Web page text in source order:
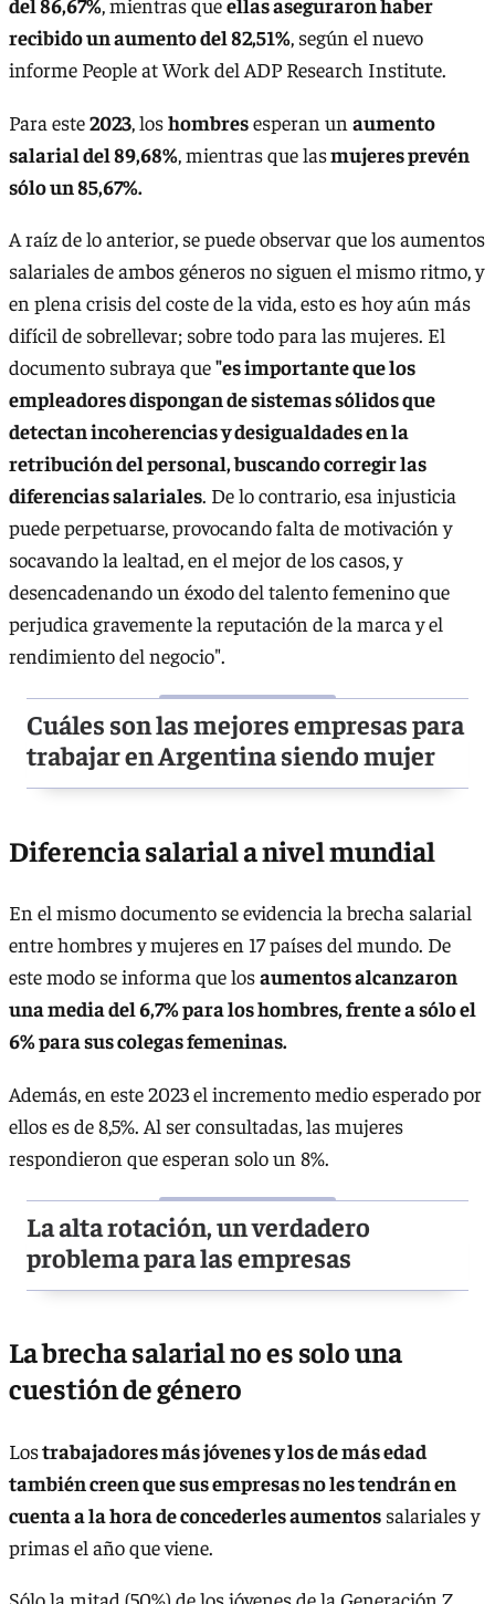
del 86,67%, mientras queellas aseguraron haber
recibido un aumento del 82,51%, según el nuevo
informe People at Work del ADP Research Institute.
Para este2023, loshombresesperan un aumento
salarial del 89,68%, mientras que lasmujeres prevén
sólo un 85,67%.
A raíz de lo anterior, se puede observar que los aumentos
salariales de ambos géneros no siguen el mismo ritmo, y
en plena crisis del coste de la vida, esto es hoy aún más
difícil de sobrellevar; sobre todo para las mujeres. El
documento subraya que"es importante que los
empleadores dispongan de sistemas sólidos que
detectan incoherencias y desigualdades en la
retribución del personal, buscando corregir las
diferencias salariales. De lo contrario, esa injusticia
puede perpetuarse, provocando falta de motivación y
socavando la lealtad, en el mejor de los casos, y
desencadenando un éxodo del talento femenino que
perjudica gravemente la reputación de la marca y el
rendimiento del negocio".
Cuáles son las mejores empresas para
trabajar en Argentina siendo mujer
Diferencia salarial a nivel mundial
En el mismo documento se evidencia la brecha salarial
entre hombres y mujeres en 17 países del mundo. De
este modo se informa que losaumentos alcanzaron
una media del 6,7% para los hombres, frente a sólo el
6% para sus colegas femeninas.
Además, en este 2023 el incremento medio esperado por
ellos es de 8,5%. Al ser consultadas, las mujeres
respondieron que esperan solo un 8%.
La alta rotación, un verdadero
problema para las empresas
La brecha salarial no es solo una
cuestión de género
Lostrabajadores más jóvenes y los de más edad
también creen que sus empresas no les tendrán en
cuenta a la hora de concederles aumentos salariales y
primas el año que viene.